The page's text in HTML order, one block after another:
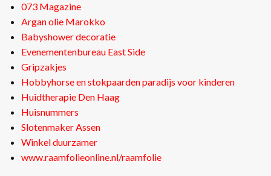
073 Magazine
Argan olie Marokko
Babyshower decoratie
Evenementenbureau East Side
Gripzakjes
Hobbyhorse en stokpaarden paradijs voor kinderen
Huidtherapie Den Haag
Huisnummers
Slotenmaker Assen
Winkel duurzamer
www.raamfolieonline.nl/raamfolie